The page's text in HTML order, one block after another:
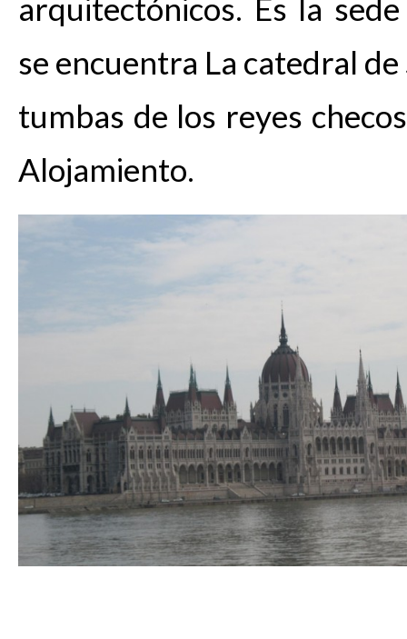
arquitectónicos. Es la
se encuentra La catedral
tumbas de los reyes
Alojamiento.